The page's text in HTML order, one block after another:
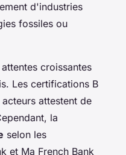
d'industries
fossiles ou
croissantes
Les certifications B
attestent de
la
selon les
et Ma French Bank